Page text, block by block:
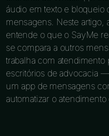
áudio em texto e
mensagens. Neste artigo,
entende o que o SayMe
se compara a outros
trabalha com
escritórios de advocacia
um app de mensagens
automatizar o